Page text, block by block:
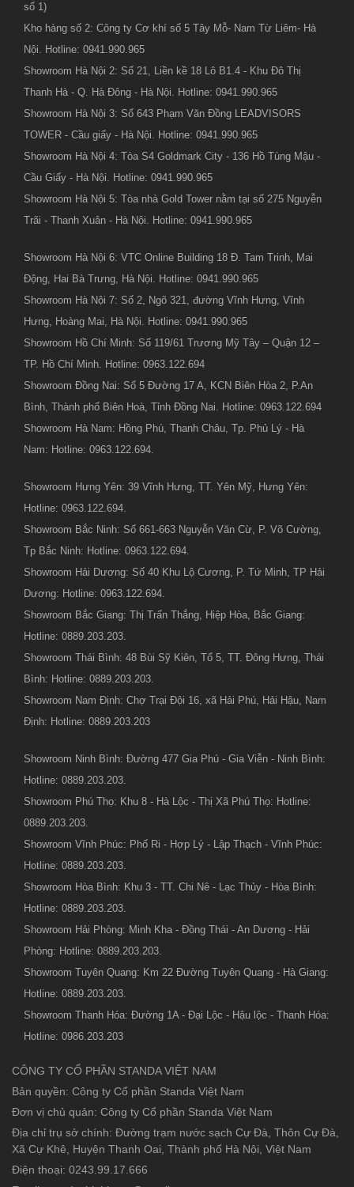
số 1)
Kho hàng số 2: Công ty Cơ khí số 5 Tây Mỗ- Nam Từ Liêm- Hà
Nội. Hotline: 0941.990.965
Showroom Hà Nội 2: Số 21, Liền kề 18 Lô B1.4 - Khu Đô Thị
Thanh Hà - Q. Hà Đông - Hà Nội. Hotline: 0941.990.965
Showroom Hà Nội 3: Số 643 Phạm Văn Đồng LEADVISORS
TOWER - Cầu giấy - Hà Nội. Hotline: 0941.990.965
Showroom Hà Nội 4: Tòa S4 Goldmark City - 136 Hồ Tùng Mậu -
Cầu Giấy - Hà Nội. Hotline: 0941.990.965
Showroom Hà Nội 5: Tòa nhà Gold Tower nằm tại số 275 Nguyễn
Trãi - Thanh Xuân - Hà Nội. Hotline: 0941.990.965
Showroom Hà Nội 6: VTC Online Building 18 Đ. Tam Trinh, Mai
Động, Hai Bà Trưng, Hà Nội. Hotline: 0941.990.965
Showroom Hà Nội 7: Số 2, Ngõ 321, đường Vĩnh Hưng, Vĩnh
Hưng, Hoàng Mai, Hà Nội. Hotline: 0941.990.965
Showroom Hồ Chí Minh: Số 119/61 Trương Mỹ Tây – Quận 12 –
TP. Hồ Chí Minh. Hotline: 0963.122.694
Showroom Đồng Nai: Số 5 Đường 17 A, KCN Biên Hòa 2, P.An
Bình, Thành phố Biên Hoà, Tỉnh Đồng Nai. Hotline: 0963.122.694
Showroom Hà Nam: Hồng Phú, Thanh Châu, Tp. Phủ Lý - Hà
Nam: Hotline: 0963.122.694.
Showroom Hưng Yên: 39 Vĩnh Hưng, TT. Yên Mỹ, Hưng Yên:
Hotline: 0963.122.694.
Showroom Bắc Ninh: Số 661-663 Nguyễn Văn Cừ, P. Võ Cường,
Tp Bắc Ninh: Hotline: 0963.122.694.
Showroom Hải Dương: Số 40 Khu Lộ Cương, P. Tứ Minh, TP Hải
Dương: Hotline: 0963.122.694.
Showroom Bắc Giang: Thị Trấn Thắng, Hiệp Hòa, Bắc Giang:
Hotline: 0889.203.203.
Showroom Thái Bình: 48 Bùi Sỹ Kiên, Tổ 5, TT. Đông Hưng, Thái
Bình: Hotline: 0889.203.203.
Showroom Nam Định: Chợ Trại Đội 16, xã Hải Phú, Hải Hậu, Nam
Định: Hotline: 0889.203.203
Showroom Ninh Bình: Đường 477 Gia Phú - Gia Viễn - Ninh Bình:
Hotline: 0889.203.203.
Showroom Phú Thọ: Khu 8 - Hà Lộc - Thị Xã Phú Thọ: Hotline:
0889.203.203.
Showroom Vĩnh Phúc: Phố Ri - Hợp Lý - Lập Thạch - Vĩnh Phúc:
Hotline: 0889.203.203.
Showroom Hòa Bình: Khu 3 - TT. Chi Nê - Lạc Thủy - Hòa Bình:
Hotline: 0889.203.203.
Showroom Hải Phòng: Minh Kha - Đồng Thái - An Dương - Hải
Phòng: Hotline: 0889.203.203.
Showroom Tuyên Quang: Km 22 Đường Tuyên Quang - Hà Giang:
Hotline: 0889.203.203.
Showroom Thanh Hóa: Đường 1A - Đại Lộc - Hậu lộc - Thanh Hóa:
Hotline: 0986.203.203
CÔNG TY CỔ PHẦN STANDA VIỆT NAM
Bản quyền: Công ty Cổ phần Standa Việt Nam
Đơn vị chủ quản: Công ty Cổ phần Standa Việt Nam
Địa chỉ trụ sở chính: Đường trạm nước sạch Cự Đà, Thôn Cự Đà,
Xã Cự Khê, Huyện Thanh Oai, Thành phố Hà Nội, Việt Nam
Điện thoại: 0243.99.17.666